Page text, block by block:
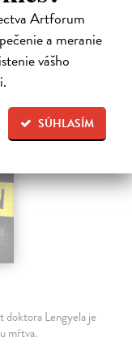
Artforum
a meranie
vášho
SÚHLASÍM
doktora Lengyela je
mŕtva.